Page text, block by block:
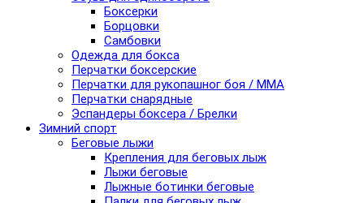
Боксерки
Борцовки
Самбовки
Одежда для бокса
Перчатки боксерские
Перчатки для рукопашног боя / ММА
Перчатки снарядные
Эспандеры боксера / Брелки
Зимний спорт
Беговые лыжи
Крепления для беговых лыж
Лыжи беговые
Лыжные ботинки беговые